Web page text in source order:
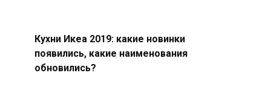
Кухни Икеа 2019: какие новинки
появились, какие наименования
обновились?